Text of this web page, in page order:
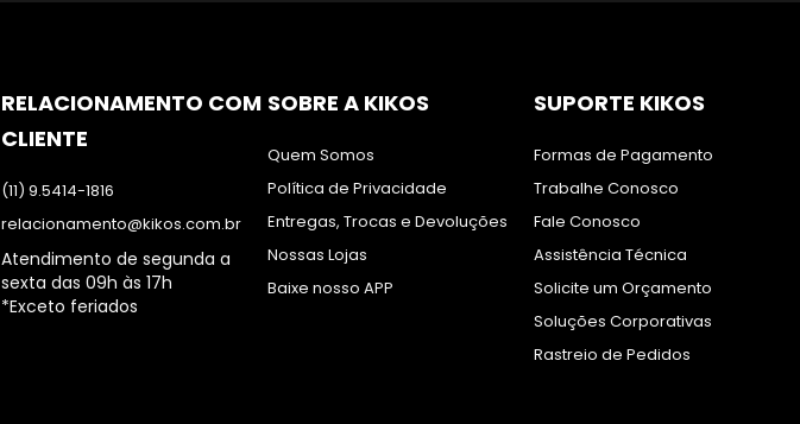
RELACIONAMENTO COM
CLIENTE
(11) 9.5414-1816
relacionamento@kikos.com.br
Atendimento de segunda a
sexta das 09h às 17h
*Exceto feriados
SOBRE A KIKOS
Quem Somos
Política de Privacidade
Entregas, Trocas e Devoluções
Nossas Lojas
Baixe nosso APP
SUPORTE KIKOS
Formas de Pagamento
Trabalhe Conosco
Fale Conosco
Assistência Técnica
Solicite um Orçamento
Soluções Corporativas
Rastreio de Pedidos